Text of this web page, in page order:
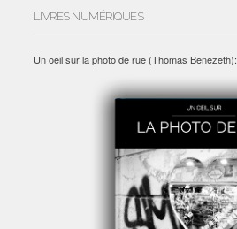
LIVRES NUMÉRIQUES
Un oeil sur la photo de rue (Thomas Benezeth):